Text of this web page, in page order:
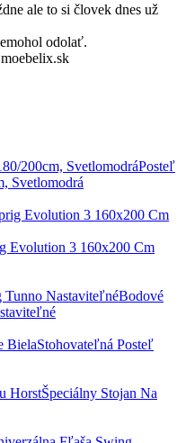
ale to si človek dnes už
odolať.
Posteľ
Svetlomodrá
Evolution 3 160x200 Cm
Bodové
Stohovateľná Posteľ
Špeciálny Stojan Na